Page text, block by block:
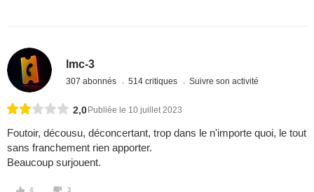
lmc-3
307 abonnés 514 critiques Suivre son activité
2,0 Publiée le 10 juillet 2023
Foutoir, décousu, déconcertant, trop dans le n'importe quoi, le tout
sans franchement rien apporter.
Beaucoup surjouent.
4 3